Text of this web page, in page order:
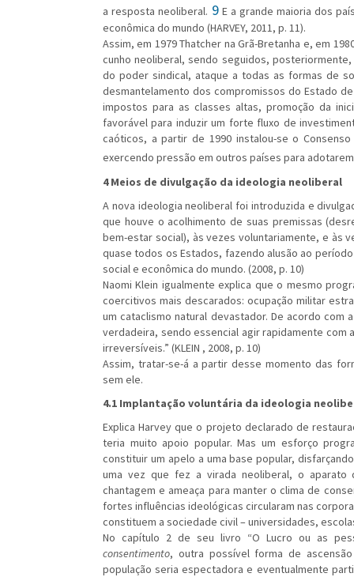
a resposta neoliberal. 9 E a grande maioria dos
econômica do mundo (HARVEY, 2011, p. 11).
Assim, em 1979 Thatcher na Grã-Bretanha e, em
cunho neoliberal, sendo seguidos,
do poder sindical, ataque a todas as formas de
desmantelamento dos compromissos do Estado
impostos para as classes altas, promoção da
favorável para induzir um forte fluxo de
caóticos, a partir de 1990 instalou-se o
exercendo pressão em outros países para
4 Meios de divulgação da ideologia neoliberal
A nova ideologia neoliberal foi introduzida e
que houve o acolhimento de suas premissas
bem-estar social), às vezes voluntariamente, e às
quase todos os Estados, fazendo alusão ao
social e econômica do mundo. (2008, p. 10)
Naomi Klein igualmente explica que o mesmo
coercitivos mais descarados: ocupação militar
um cataclismo natural devastador. De acordo com
verdadeira, sendo essencial agir rapidamente com
irreversíveis.” (KLEIN , 2008, p. 10)
Assim, tratar-se-á a partir desse momento das
sem ele.
4.1 Implantação voluntária da ideologia
Explica Harvey que o projeto declarado de
teria muito apoio popular. Mas um esforço
constituir um apelo a uma base popular,
uma vez que fez a virada neoliberal, o aparato
chantagem e ameaça para manter o clima de
fortes influências ideológicas circularam nas
constituem a sociedade civil – universidades,
No capítulo 2 de seu livro “O Lucro ou as
consentimento, outra possível forma de
população seria espectadora e eventualmente